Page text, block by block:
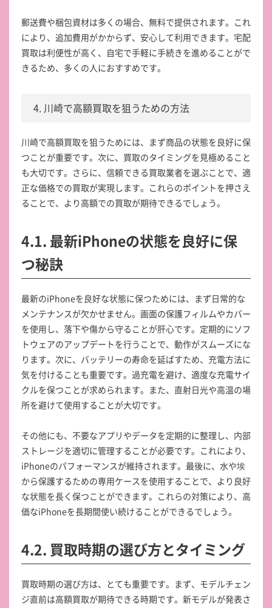
郵送費や梱包資材は多くの場合、無料で提供されます。これ
により、追加費用がかからず、安心して利用できます。宅配
買取は利便性が高く、自宅で手軽に手続きを進めることがで
きるため、多くの人におすすめです。
4. 川崎で高額買取を狙うための方法
川崎で高額買取を狙うためには、まず商品の状態を良好に保
つことが重要です。次に、買取のタイミングを見極めること
も大切です。さらに、信頼できる買取業者を選ぶことで、適
正な価格での買取が実現します。これらのポイントを押さえ
ることで、より高額での買取が期待できるでしょう。
4.1. 最新iPhoneの状態を良好に保
つ秘訣
最新のiPhoneを良好な状態に保つためには、まず日常的な
メンテナンスが欠かせません。画面の保護フィルムやカバー
を使用し、落下や傷から守ることが肝心です。定期的にソフ
トウェアのアップデートを行うことで、動作がスムーズにな
ります。次に、バッテリーの寿命を延ばすため、充電方法に
気を付けることも重要です。過充電を避け、適度な充電サイ
クルを保つことが求められます。また、直射日光や高温の場
所を避けて使用することが大切です。
その他にも、不要なアプリやデータを定期的に整理し、内部
ストレージを適切に管理することが必要です。これにより、
iPhoneのパフォーマンスが維持されます。最後に、水や埃
から保護するための専用ケースを使用することで、より良好
な状態を長く保つことができます。これらの対策により、高
価なiPhoneを長期間使い続けることができるでしょう。
4.2. 買取時期の選び方とタイミング
買取時期の選び方は、とても重要です。まず、モデルチェン
ジ直前は高額買取が期待できる時期です。新モデルが発表さ